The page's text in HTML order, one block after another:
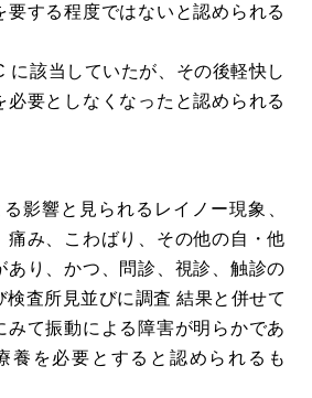
要する程度ではないと認められる
に該当していたが、その後軽快し
必要としなくなったと認められる
影響と見られるレイノー現象、
痛み、こわばり、その他の自・他
あり、かつ、問診、視診、触診の
検査所見並びに調査 結果と併せて
みて振動による障害が明らかであ
養を必要とすると認められるも